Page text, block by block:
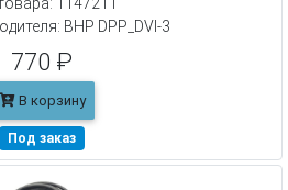
BHP DPP_DVI-3
770 ₽
В корзину
Под заказ